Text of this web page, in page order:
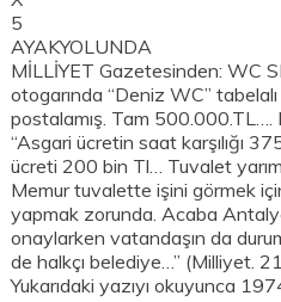
5
AYAKYOLUNDA
MİLLİYET Gazetesinden: WC
otogarında “Deniz WC”
postalamış. Tam 500.000.TL….
“Asgari ücretin saat karşılığı
ücreti 200 bin Tl… Tuvalet
Memur tuvalette işini görmek
yapmak zorunda. Acaba
onaylarken vatandaşın da
de halkçı belediye…” (Milliyet.
Yukarıdaki yazıyı okuyunca